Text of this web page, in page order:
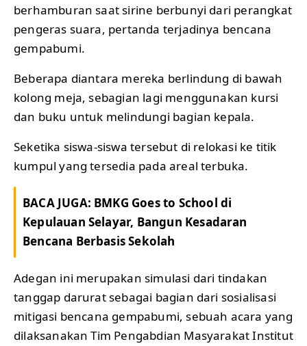
berhamburan saat sirine berbunyi dari perangkat
pengeras suara, pertanda terjadinya bencana
gempabumi.
Beberapa diantara mereka berlindung di bawah
kolong meja, sebagian lagi menggunakan kursi
dan buku untuk melindungi bagian kepala.
Seketika siswa-siswa tersebut di relokasi ke titik
kumpul yang tersedia pada areal terbuka.
BACA JUGA: BMKG Goes to School di
Kepulauan Selayar, Bangun Kesadaran
Bencana Berbasis Sekolah
Adegan ini merupakan simulasi dari tindakan
tanggap darurat sebagai bagian dari sosialisasi
mitigasi bencana gempabumi, sebuah acara yang
dilaksanakan Tim Pengabdian Masyarakat Institut